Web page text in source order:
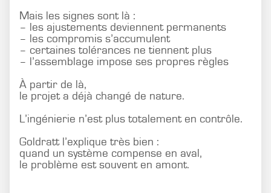
Mais les signes sont là :
– les ajustements deviennent permanents
– les compromis s’accumulent
– certaines tolérances ne tiennent plus
– l’assemblage impose ses propres règles
À partir de là,
le projet a déjà changé de nature.
L’ingénierie n’est plus totalement en contrôle.
Goldratt l’explique très bien :
quand un système compense en aval,
le problème est souvent en amont.